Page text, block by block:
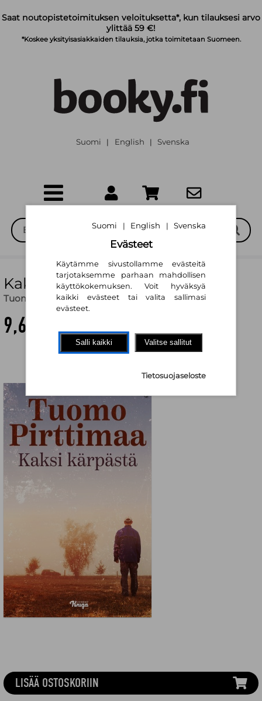
Saat noutopistetoimituksen veloituksetta*, kun tilauksesi arvo
ylittää 59 €!
*Koskee yksityisasiakkaiden tilauksia, jotka toimitetaan Suomeen.
Suomi | English | Svenska
Kaksi kärpästä
Tuomo Pirttimaa
9,60 €
LISÄÄ OSTOSKORIIN
Suomi | English | Svenska
Evästeet
Käytämme sivustollamme evästeitä
tarjotaksemme parhaan mahdollisen
käyttökokemuksen. Voit hyväksyä
kaikki evästeet tai valita sallimasi
evästeet.
Salli kaikki Valitse sallitut
Tietosuojaseloste